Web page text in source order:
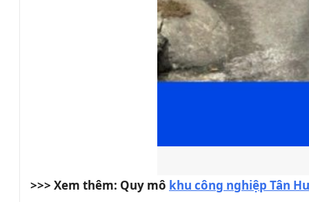
>>> Xem thêm: Quy mô khu công nghiệp Tân